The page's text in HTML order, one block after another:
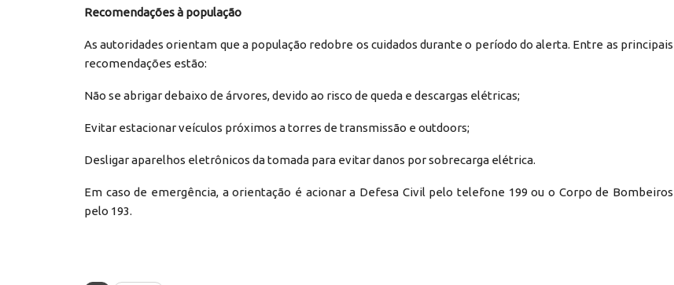
Recomendações à população
As autoridades orientam que a população redobre os cuidados durante o período do alerta. Entre as principais
recomendações estão:
Não se abrigar debaixo de árvores, devido ao risco de queda e descargas elétricas;
Evitar estacionar veículos próximos a torres de transmissão e outdoors;
Desligar aparelhos eletrônicos da tomada para evitar danos por sobrecarga elétrica.
Em caso de emergência, a orientação é acionar a Defesa Civil pelo telefone 199 ou o Corpo de Bombeiros
pelo 193.